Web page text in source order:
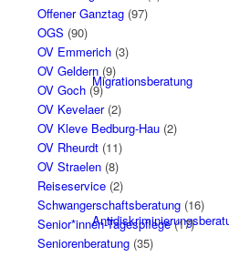
Migrationsberatung
Offener Ganztag(97)
OGS (90)
OV Emmerich(3)
OV Geldern(9)
OV Goch(9)
OV Kevelaer(2)
OV Kleve Bedburg-Hau(2)
OV Rheurdt(11)
OV Straelen(8)
Reiseservice(2)
Schwangerschaftsberatung(16)
Senior*innen-Tagespflege(17)
Seniorenberatung(35)